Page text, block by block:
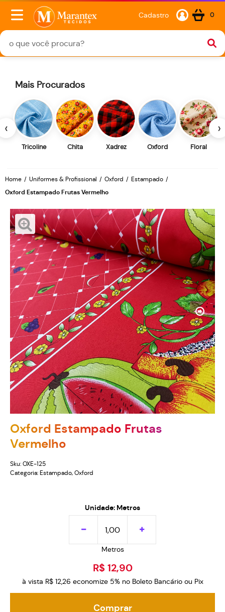
Cadastro 0
‹
Mais Procurados
Tricoline Chita Xadrez Oxford Floral
›
Home Uniformes & Profissional Oxford Estampado
Oxford Estampado Frutas Vermelho
Oxford Estampado Frutas
Vermelho
Sku: OXE-125
Categoria: Estampado, Oxford
Unidade: Metros
Metros
R$ 12,90
à vista R$ 12,26 economize 5% no Boleto Bancário ou Pix
Comprar